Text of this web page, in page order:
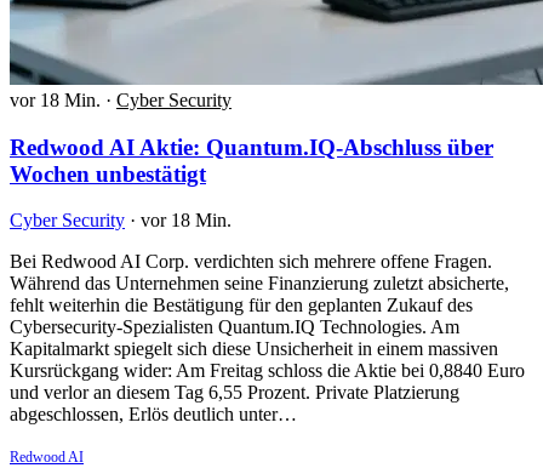
vor 18 Min. · Cyber Security
Redwood AI Aktie: Quantum.IQ-Abschluss über
Wochen unbestätigt
Cyber Security · vor 18 Min.
Bei Redwood AI Corp. verdichten sich mehrere offene Fragen.
Während das Unternehmen seine Finanzierung zuletzt absicherte,
fehlt weiterhin die Bestätigung für den geplanten Zukauf des
Cybersecurity-Spezialisten Quantum.IQ Technologies. Am
Kapitalmarkt spiegelt sich diese Unsicherheit in einem massiven
Kursrückgang wider: Am Freitag schloss die Aktie bei 0,8840 Euro
und verlor an diesem Tag 6,55 Prozent. Private Platzierung
abgeschlossen, Erlös deutlich unter…
Redwood AI